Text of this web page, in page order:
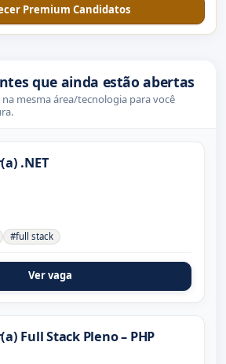
Premium Candidatos
que ainda estão abertas
mesma área/tecnologia para você
.NET
#full stack
Ver vaga
Full Stack Pleno – PHP